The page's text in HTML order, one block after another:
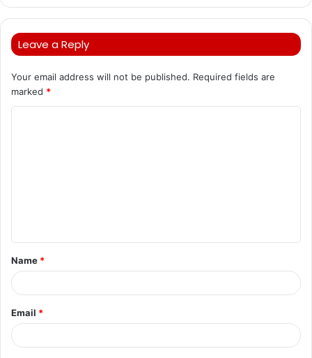
Leave a Reply
Your email address will not be published. Required fields are
marked *
t
*
Name *
Email *